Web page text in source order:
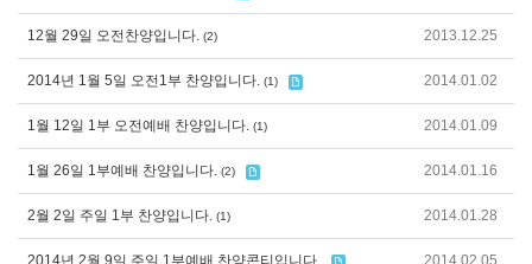
12월 29일 오전찬양입니다. (2) 2013.12.25
2014년 1월 5일 오전1부 찬양입니다. (1) 2014.01.02
1월 12일 1부 오전예배 찬양입니다. (1) 2014.01.09
1월 26일 1부예배 찬양입니다. (2) 2014.01.16
2월 2일 주일 1부 찬양입니다. (1) 2014.01.28
2014년 2월 9일 주일 1부예배 찬양콘티입니다. 2014.02.05